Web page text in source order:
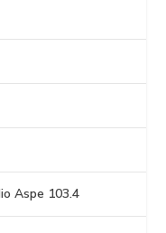
Aspe 103.4